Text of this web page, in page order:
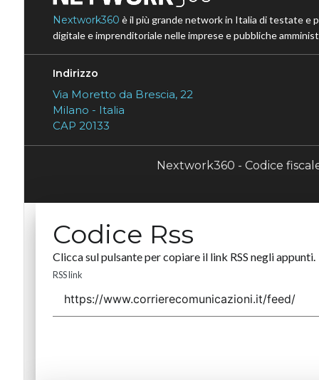
Nextwork360 è il più grande network in Italia di testate e
digitale e imprenditoriale nelle imprese e pubbliche
Indirizzo
Via Moretto da Brescia, 22
Milano - Italia
CAP 20133
Nextwork360 - Codice
Codice Rss
Clicca sul pulsante per copiare il link RSS negli appunti.
RSS link